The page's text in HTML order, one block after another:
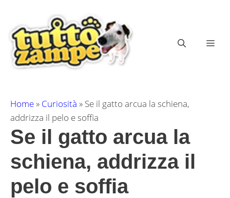
contenuto
Home» Curiosità » Se il gatto arcua la schiena,
addrizza il pelo e soffia
Se il gatto arcua la
schiena, addrizza il
pelo e soffia